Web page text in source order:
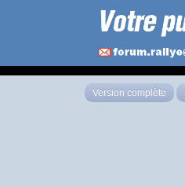
Version complète